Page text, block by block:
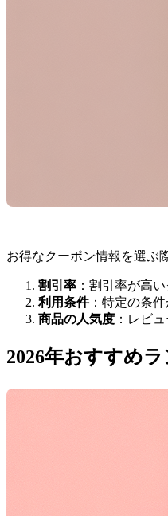
お得なクーポン情報を選ぶ
割引率 ：割引率が高
利用条件：特定の条件
商品の人気度 ：レビ
2026年おすすめ